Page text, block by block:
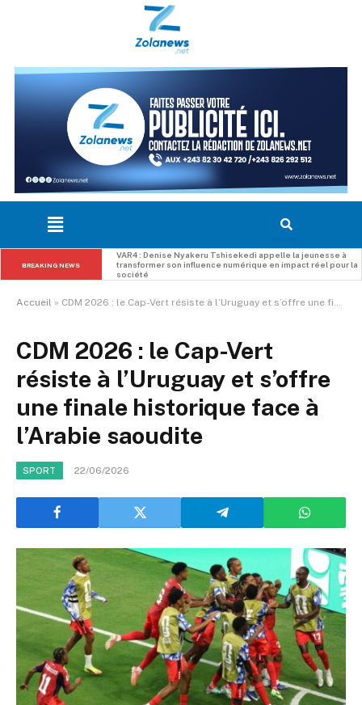
BREAKING NEWS
RDC : Judith Suminwa met la BAD sous pression pour
accélérer les grands projets d’infrastructures
Accueil » CDM 2026 : le Cap-Vert résiste à l’Uruguay et s’offre une finale historique face à l’Arabie saoudite
CDM 2026 : le Cap-Vert
résiste à l’Uruguay et s’offre
une finale historique face à
l’Arabie saoudite
SPORT 22/06/2026